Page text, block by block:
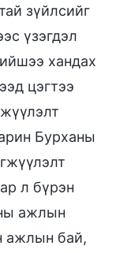
зүйлсийг
үзэгдэл
хандах
цэгтээ
Бурханы
л бүрэн
ажлын
ажлын бай,